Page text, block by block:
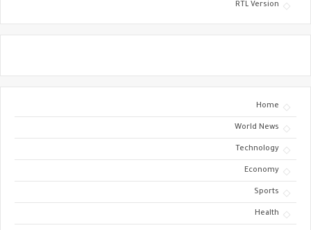
RTL Version
Home
World News
Technology
Economy
Sports
Health